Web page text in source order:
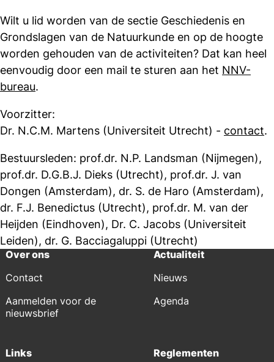
Wilt u lid worden van de sectie Geschiedenis en
Grondslagen van de Natuurkunde en op de hoogte
worden gehouden van de activiteiten? Dat kan heel
eenvoudig door een mail te sturen aan het NNV-
bureau.
Voorzitter:
Dr. N.C.M. Martens (Universiteit Utrecht) - contact.
Bestuursleden: prof.dr. N.P. Landsman (Nijmegen),
prof.dr. D.G.B.J. Dieks (Utrecht), prof.dr. J. van
Dongen (Amsterdam), dr. S. de Haro (Amsterdam),
dr. F.J. Benedictus (Utrecht), prof.dr. M. van der
Heijden (Eindhoven), Dr. C. Jacobs (Universiteit
Leiden), dr. G. Bacciagaluppi (Utrecht)
Over ons
Contact
Aanmelden voor de
nieuwsbrief
Actualiteit
Nieuws
Agenda
Links Reglementen